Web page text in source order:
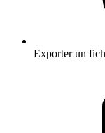
Exporter un